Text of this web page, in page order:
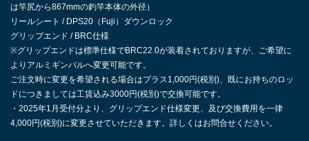
は竿尻から867mmの釣竿本体の外径）
リールシート / DPS20（Fuji）ダウンロック
グリップエンド / BRC仕様
※グリップエンドは標準仕様でBRC22.0が装着されておりますが、ご希望に
よりアルミギンバルへ変更可能です。
ご注文時に変更を希望される場合はプラス1,000円(税別)、既にお持ちのロッ
ドにつきましては工賃込み3000円(税別)で交換可能です。
・2025年1月受付分より、グリップエンド仕様変更、及び交換費用を一律
4,000円(税別)に変更させていただきます。詳しくはお問合せください。